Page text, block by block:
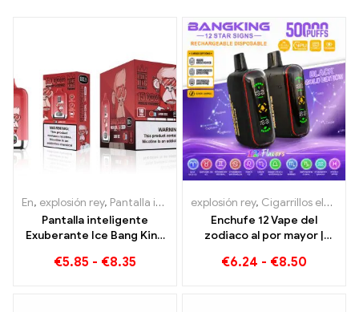
En, explosión rey, Pantalla inteligente Bang King 15000 Soplo ,
Pantalla inteligente
Exuberante Ice Bang King
perfectamente
€5.85 - €8.35
explosión rey, Cigarrillos electrónicos desechables
Enchufe 12 Vape del
zodiaco al por mayor |
€6.24 - €8.50